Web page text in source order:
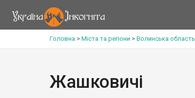
Головна > Міста та регіони > Волинська область
Жашковичі